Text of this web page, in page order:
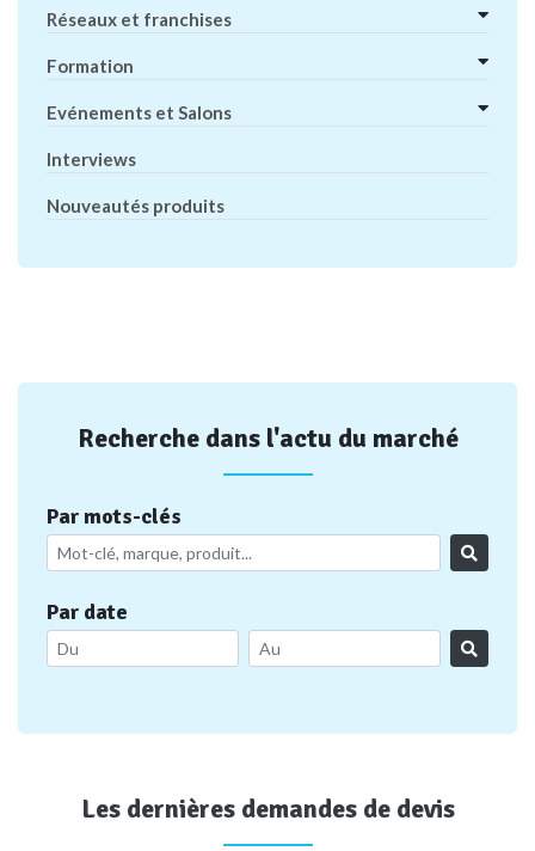
Réseaux et franchises
Formation
Evénements et Salons
Interviews
Nouveautés produits
Recherche dans l'actu du marché
Par mots-clés
Par date
Les dernières demandes de devis